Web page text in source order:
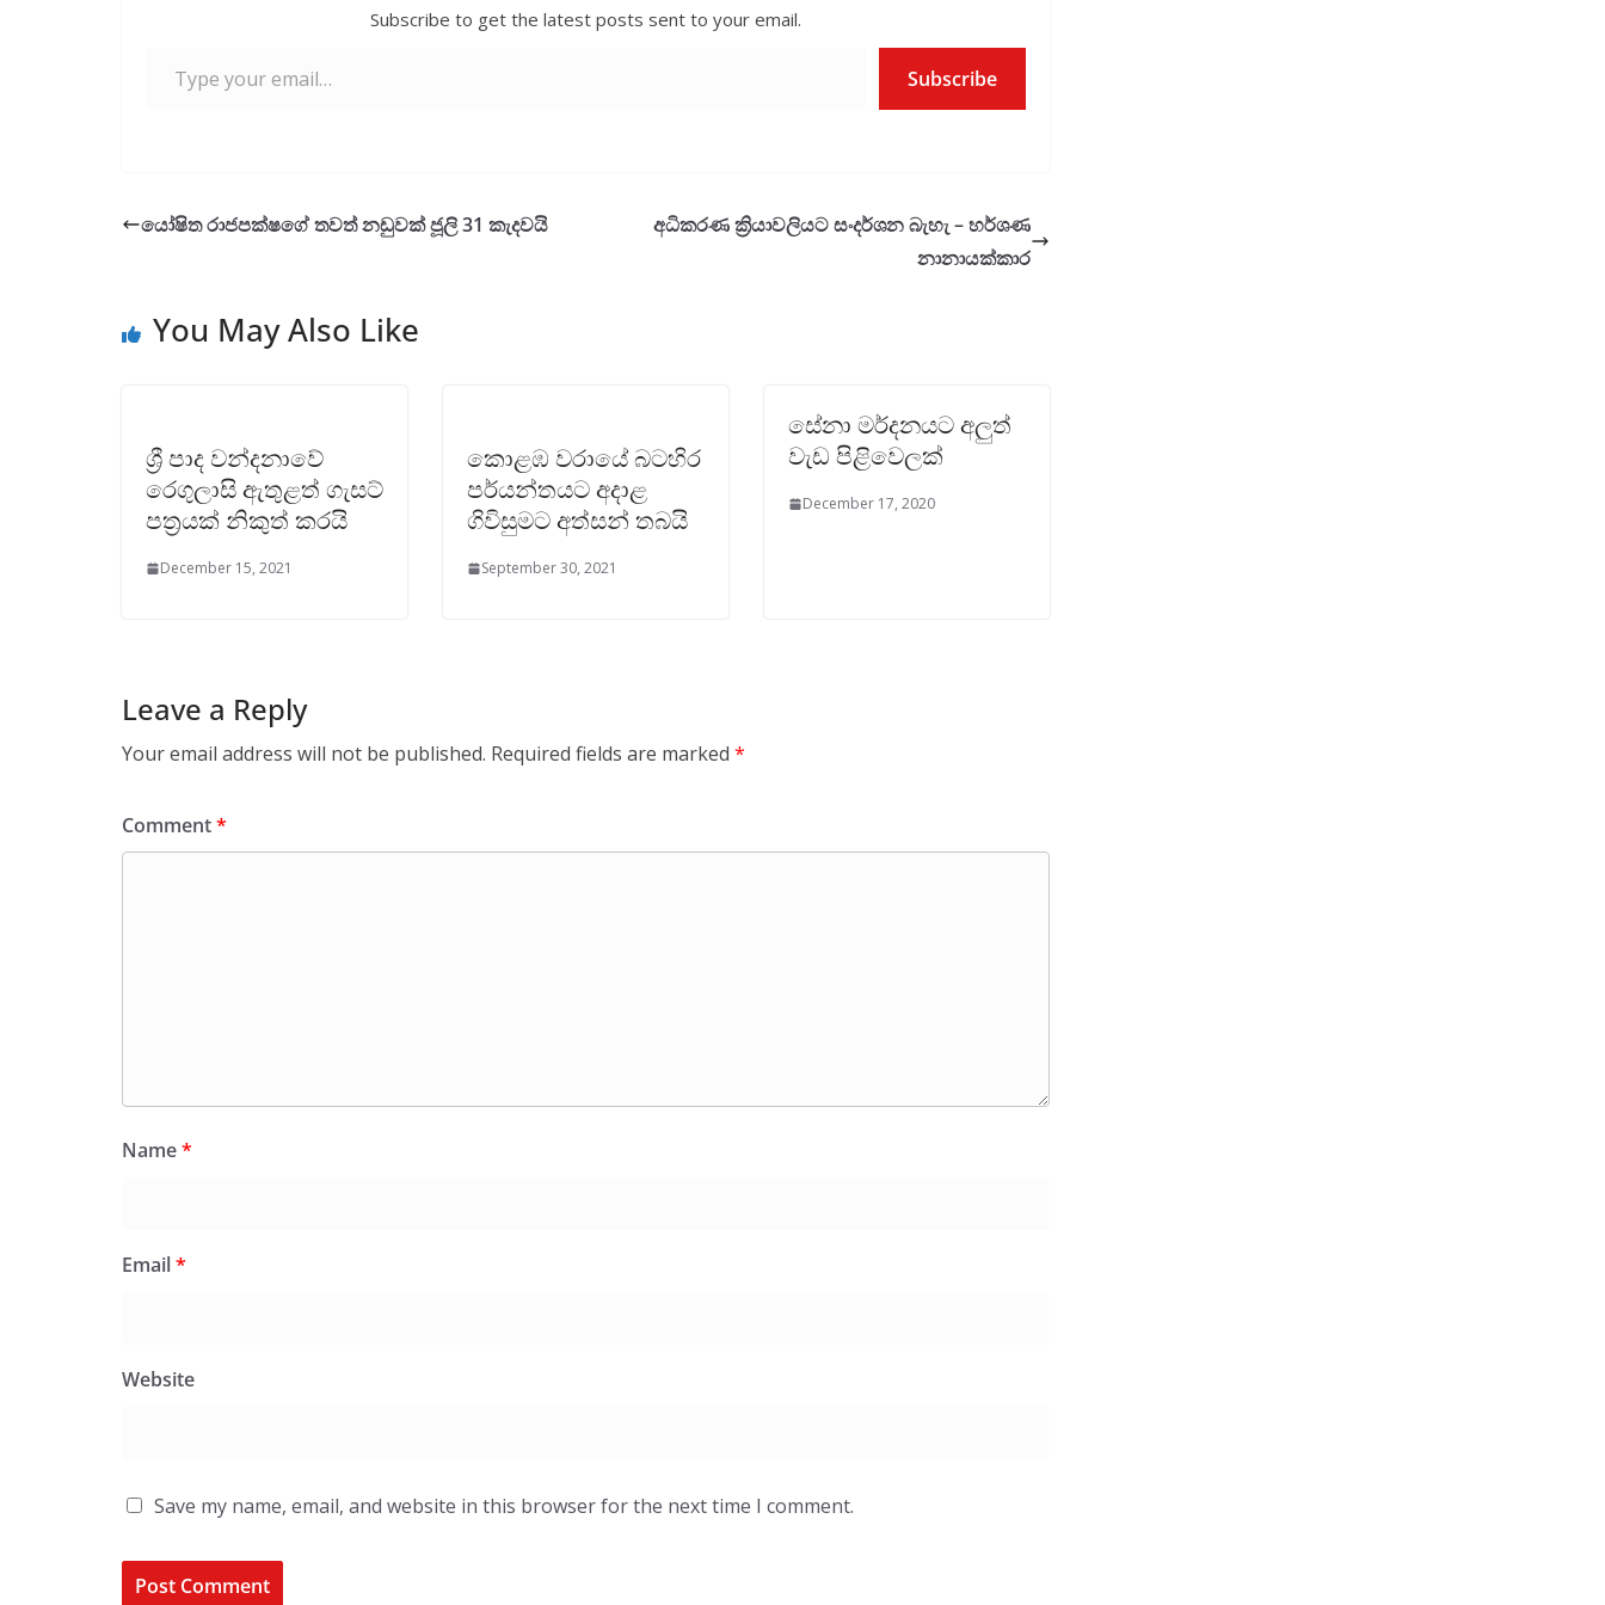
Subscribe to get the latest posts sent to your email.
Subscribe
යෝෂිත රාජපක්ෂගේ තවත් නඩුවක් ජූලි 31 කැදවයි
අධිකරණ ක්‍රියාවලියට සංදර්ශන බැහැ – හර්ශණ
නානායක්කාර
You May Also Like
ශ්‍රී පාද වන්දනාවේ
රෙගුලාසි ඇතුළත් ගැසට්
පත්‍රයක් නිකුත් කරයි
December 15, 2021
කොළඹ වරායේ බටහිර
පර්යන්තයට අදාළ
ගිවිසුමට අත්සන් තබයි
September 30, 2021
සේනා මර්දනයට අලුත්
වැඩ පිළිවෙලක්
December 17, 2020
Leave a Reply
Your email address will not be published. Required fields are marked *
Comment*
Name*
Email*
Website
Save my name, email, and website in this browser for the next time I comment.